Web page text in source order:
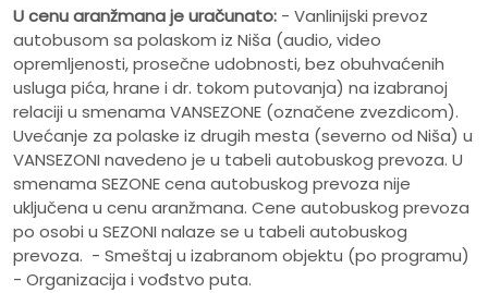
U cenu aranžmana je uračunato: - Vanlinijski prevoz
autobusom sa polaskom iz Niša (audio, video
opremljenosti, prosečne udobnosti, bez obuhvaćenih
usluga pića, hrane i dr. tokom putovanja) na izabranoj
relaciji u smenama VANSEZONE (označene zvezdicom).
Uvećanje za polaske iz drugih mesta (severno od Niša) u
VANSEZONI navedeno je u tabeli autobuskog prevoza. U
smenama SEZONE cena autobuskog prevoza nije
uključena u cenu aranžmana. Cene autobuskog prevoza
po osobi u SEZONI nalaze se u tabeli autobuskog
prevoza. - Smeštaj u izabranom objektu (po programu)
- Organizacija i vođstvo puta.